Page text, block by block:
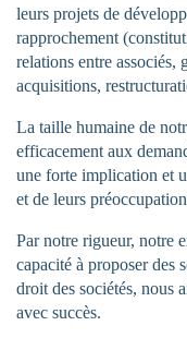
leurs projets de
rapprochement
relations entre associés,
acquisitions,
La taille humaine de
efficacement aux
une forte implication et
et de leurs
Par notre rigueur, notre
capacité à proposer des
droit des sociétés, nous
avec succès.